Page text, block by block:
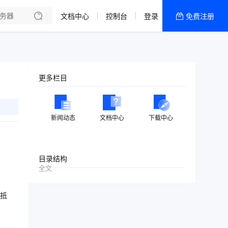
美国高防2区[推荐]
文档中心 控制台 登录 免费注册
更多栏目
新闻动态 文档中心 下载中心
目录结构
全文